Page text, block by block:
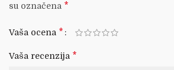
su označena *
Vaša ocena *
Vaša recenzija *